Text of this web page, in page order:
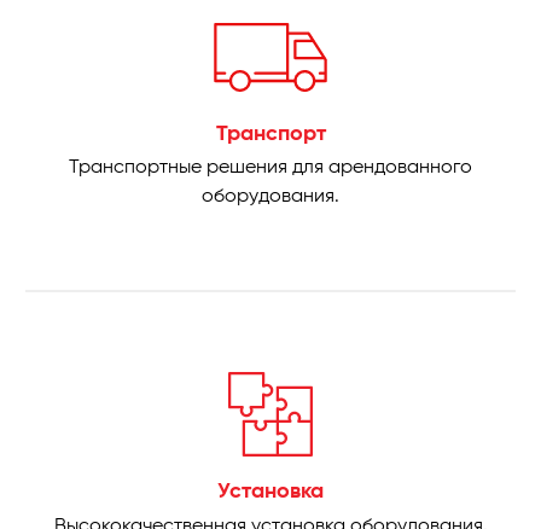
Транспорт
Транспортные решения для арендованного
оборудования.
Установка